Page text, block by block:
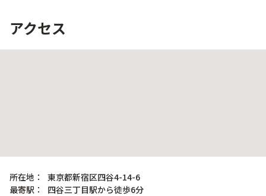
アクセス
所在地：
東京都新宿区四谷4-14-6
最寄駅：
四谷三丁目駅から徒歩6分